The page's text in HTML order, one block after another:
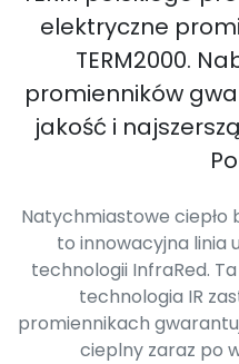
elektryczne
TERM2000.
promienników
jakość i
Natychmiastowe ciepło
to innowacyjna linia
technologii InfraRed.
technologia IR
promiennikach
cieplny zaraz po